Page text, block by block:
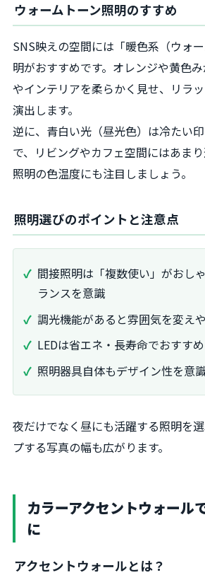
ウォームトーン照明のすすめ
SNS映えの空間には「暖色系（ウォ
明がおすすめです。オレンジや黄色
やインテリアを柔らかく見せ、リラ
演出します。
逆に、青白い光（昼光色）は冷たい
で、リビングやカフェ空間にはあまり
照明の色温度にも注目しましょう。
照明選びのポイントと注意点
間接照明は「複数使い」がおし
ランスを意識
調光機能があると雰囲気を変え
LEDは省エネ・長寿命でおすすめ
照明器具自体もデザイン性を意
夜だけでなく昼にも活躍する照明を
プする写真の幅も広がります。
カラーアクセントウォール
に
アクセントウォールとは？